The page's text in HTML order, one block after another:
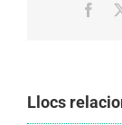
Llocs